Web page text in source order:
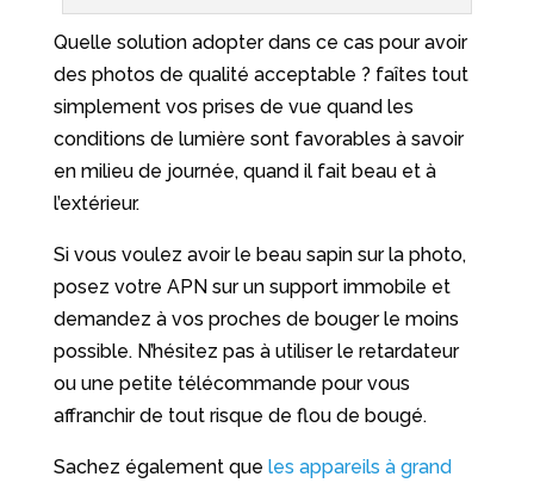
Quelle solution adopter dans ce cas pour avoir
des photos de qualité acceptable ? faîtes tout
simplement vos prises de vue quand les
conditions de lumière sont favorables à savoir
en milieu de journée, quand il fait beau et à
l’extérieur.
Si vous voulez avoir le beau sapin sur la photo,
posez votre APN sur un support immobile et
demandez à vos proches de bouger le moins
possible. N’hésitez pas à utiliser le retardateur
ou une petite télécommande pour vous
affranchir de tout risque de flou de bougé.
Sachez également que les appareils à grand